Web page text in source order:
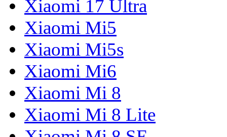
Xiaomi 17 Ultra
Xiaomi Mi5
Xiaomi Mi5s
Xiaomi Mi6
Xiaomi Mi 8
Xiaomi Mi 8 Lite